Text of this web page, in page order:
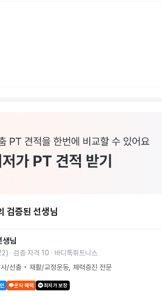
검증된 선생님
님
) 검증 자격 10
바디톡휘트니스
/선출 • 재활/교정운동, 체력증진 전문
운닥 혜택 최저가 보장